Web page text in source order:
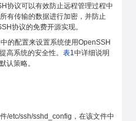
协议可以有效防止远程管理过程中
有传输的数据进行加密，并防止
协议的免费开源实现。
的配置来设置系统使用OpenSSH
高系统的安全性。 表1中详细说明
认策略。
/etc/ssh/sshd_config，在该文件中